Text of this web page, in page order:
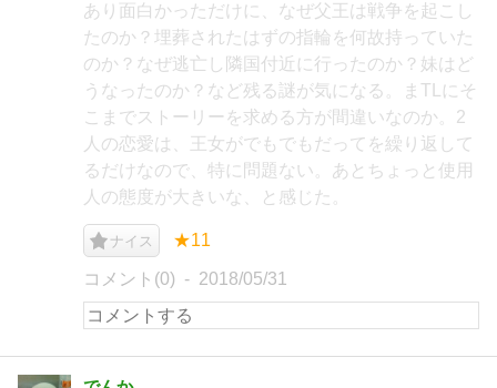
あり面白かっただけに、なぜ父王は戦争を起こし
たのか？埋葬されたはずの指輪を何故持っていた
のか？なぜ逃亡し隣国付近に行ったのか？妹はど
うなったのか？など残る謎が気になる。まTLにそ
こまでストーリーを求める方が間違いなのか。2
人の恋愛は、王女がでもでもだってを繰り返して
るだけなので、特に問題ない。あとちょっと使用
人の態度が大きいな、と感じた。
ナイス ★11
コメント(0) 2018/05/31